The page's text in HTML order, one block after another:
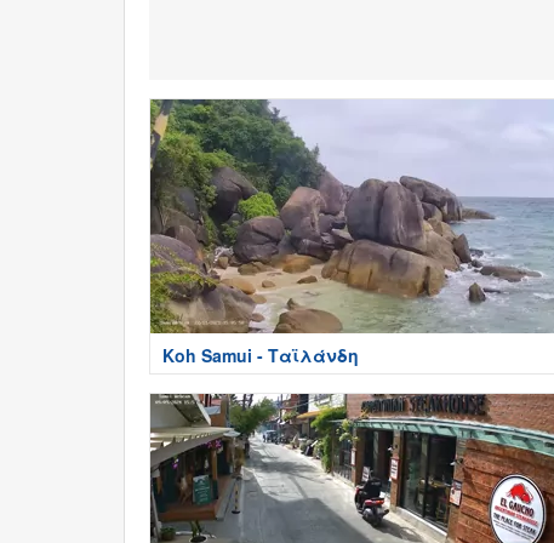
Koh Samui - Ταϊλάνδη